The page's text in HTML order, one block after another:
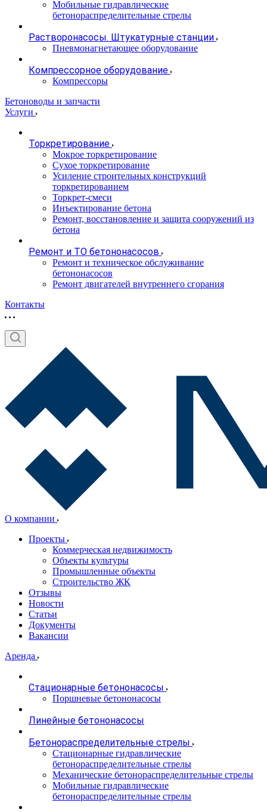
Мобильные гидравлические
бетонораспределительные стрелы
Растворонасосы. Штукатурные станции
Пневмонагнетающее оборудование
Компрессорное оборудование
Компрессоры
Бетоноводы и запчасти
Услуги
Торкретирование
Мокрое торкретирование
Сухое торкретирование
Усиление строительных конструкций
торкретированием
Торкрет-смеси
Инъектирование бетона
Ремонт, восстановление и защита сооружений из
бетона
Ремонт и ТО бетононасосов
Ремонт и техническое обслуживание
бетононасосов
Ремонт двигателей внутреннего сгорания
Контакты
О компании
Проекты
Коммерческая недвижимость
Объекты культуры
Промышленные объекты
Строительство ЖК
Отзывы
Новости
Статьи
Документы
Вакансии
Аренда
Стационарные бетононасосы
Поршневые бетононасосы
Линейные бетононасосы
Бетонораспределительные стрелы
Стационарные гидравлические
бетонораспределительные стрелы
Механические бетонораспределительные стрелы
Мобильные гидравлические
бетонораспределительные стрелы